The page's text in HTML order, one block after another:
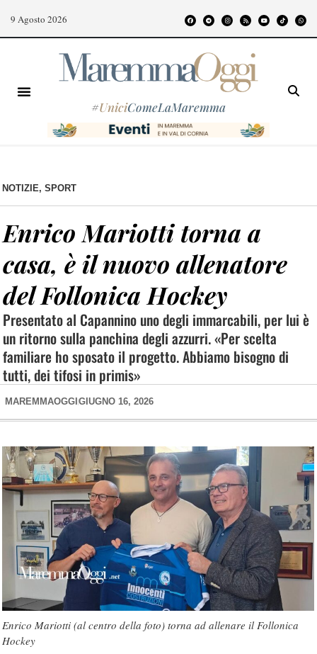
9 Agosto 2026
#UniciComeLaMaremma
NOTIZIE, SPORT
Enrico Mariotti torna a
casa, è il nuovo allenatore
del Follonica Hockey
Presentato al Capannino uno degli immarcabili, per lui è
un ritorno sulla panchina degli azzurri. «Per scelta
familiare ho sposato il progetto. Abbiamo bisogno di
tutti, dei tifosi in primis»
MAREMMAOGGI GIUGNO 16, 2026
Enrico Mariotti (al centro della foto) torna ad allenare il Follonica
Hockey